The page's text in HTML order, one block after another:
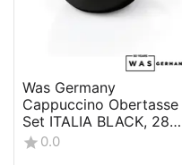
Was Germany
Cappuccino Obertasse
Set ITALIA BLACK, 280
ml, Ø 10,5 cm, Set á 6
Stück, Po...
0.0